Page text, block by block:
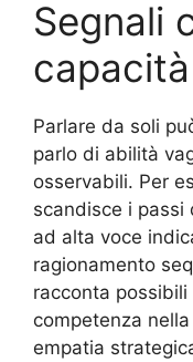
Segnali
Parlare da soli
parlo di abilità
osservabili. Per
scandisce i passi
ad alta voce
ragionamento
racconta
competenza
empatia